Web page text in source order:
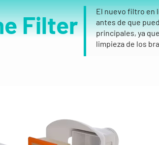
Filter
El nuevo filtro en
antes de que
principales, ya
limpieza de los